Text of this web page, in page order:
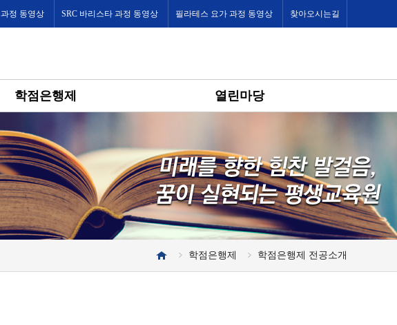
정 동영상 SRC 바리스타 과정 동영상 필라테스 요가 과정 동영상 찾아오시는길
학점은행제 열린마당
학점은행제 학점은행제 전공소개